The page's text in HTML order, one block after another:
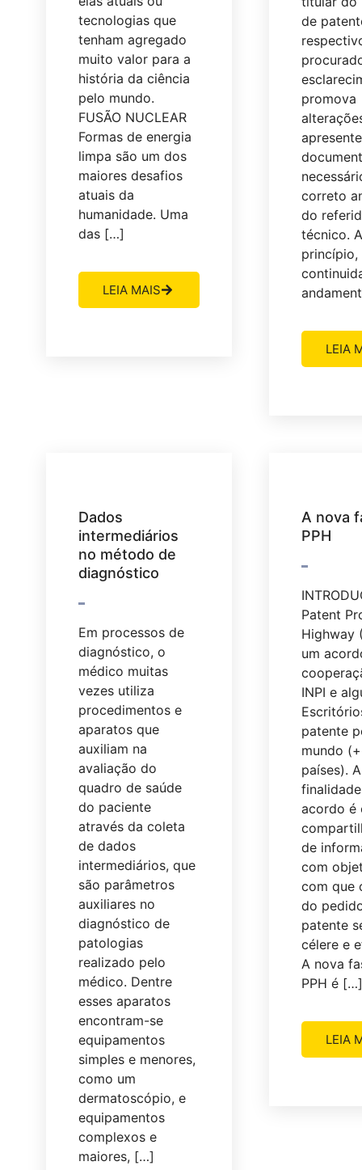
tecnologias que
tenham agregado
muito valor para a
história da ciência
pelo mundo.
FUSÃO NUCLEAR
Formas de energia
limpa são um dos
maiores desafios
atuais da
humanidade. Uma
das […]
LEIA MAIS
de
promova
apresente
correto
do
técnico. A
princípio,
LEIA
Dados
intermediários
no método de
diagnóstico
Em processos de
diagnóstico, o
médico muitas
vezes utiliza
procedimentos e
aparatos que
auxiliam na
avaliação do
quadro de saúde
do paciente
através da coleta
de dados
intermediários, que
são parâmetros
auxiliares no
diagnóstico de
patologias
realizado pelo
médico. Dentre
esses aparatos
encontram-se
equipamentos
simples e menores,
como um
dermatoscópio, e
equipamentos
complexos e
maiores, […]
A nova
PPH
Patent
Highway
um
INPI e
patente
mundo
países). A
acordo é
de
com
com que
do
patente
célere e
A nova
PPH é […]
LEIA